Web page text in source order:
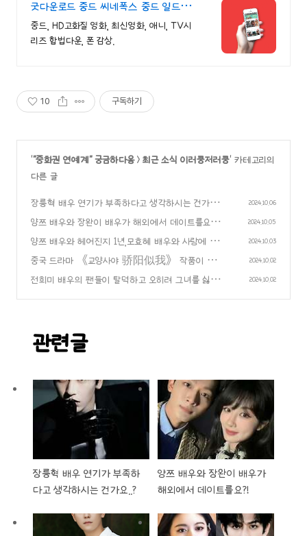
굿다운로드 중드 씨네폭스 중드 일드
30%할인
중드, HD고화질 영화, 최신영화, 애니, TV시
리즈 합법다운, 폰 감상.
10 구독하기
'"중화권 연예계" 궁금하다옹> 최근 소식 이러쿵저러쿵' 카테고리의
다른 글
장릉혁 배우 연기가 부족하다고 생각하시는 건가
요..?
(0)
2024.10.06
양쯔 배우와 장완이 배우가 해외에서 데이트를요?!
(0)
2024.10.05
양쯔 배우와 헤어진지 1년,모효혜 배우와 사랑에 빠
진 진준걸 배우, 어떻게 지내죠?!
(0)
2024.10.03
중국 드라마 《교양사야 骄阳似我》 작품이 촬
영 전부터 뜨거운 화제!두 쌍의 주연 배우가 떠오르
2024.10.02
전희미 배우의 팬들이 탈덕하고 오히려 그녀를 싫어
2024.10.02
관련글
장릉혁 배우 연기가 부족하
다고 생각하시는 건가요..?
양쯔 배우와 장완이 배우가
해외에서 데이트를요?!